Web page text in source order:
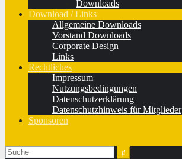
Downloads
Download / Links
Allgemeine Downloads
Vorstand Downloads
Corporate Design
Links
Rechtliches
Impressum
Nutzungsbedingungen
Datenschutzerklärung
Datenschutzhinweis für Mitglieder
Sponsoren